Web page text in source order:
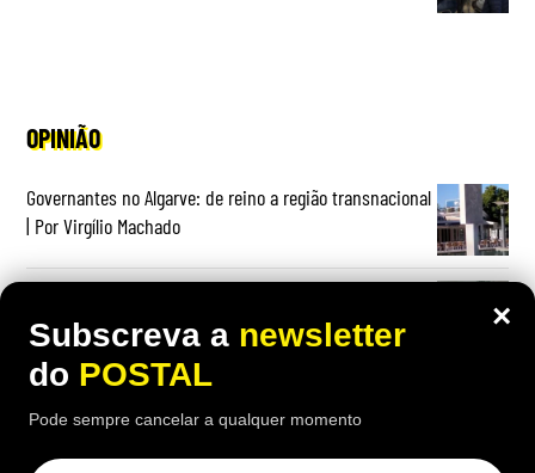
OPINIÃO
Governantes no Algarve: de reino a região transnacional
| Por Virgílio Machado
voluntários de serem precários | Por Cobramor
“A lição de piano” | Por José Garrido
×
Subscreva a newsletter
do POSTAL
Pode sempre cancelar a qualquer momento